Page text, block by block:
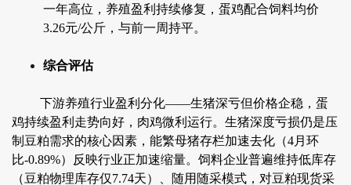
一年高位，养殖盈利持续修复，蛋鸡配合饲料均价
3.26元/公斤，与前一周持平。
综合评估
下游养殖行业盈利分化——生猪深亏但价格企稳，蛋
鸡持续盈利走势向好，肉鸡微利运行。生猪深度亏损仍是压
制豆粕需求的核心因素，能繁母猪存栏加速去化（4月环
比-0.89%）反映行业正加速缩量。饲料企业普遍维持低库存
（豆粕物理库存仅7.74天）、随用随采模式，对豆粕现货采